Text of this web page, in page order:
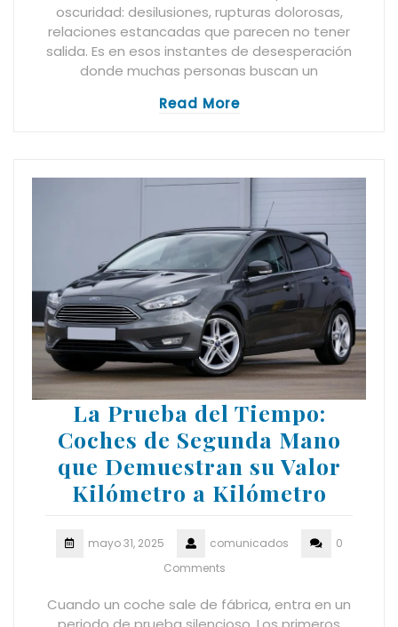
oscuridad: desilusiones, rupturas dolorosas,
relaciones estancadas que parecen no tener
salida. Es en esos instantes de desesperación
donde muchas personas buscan un
Read More
La Prueba del Tiempo:
Coches de Segunda Mano
que Demuestran su Valor
Kilómetro a Kilómetro
mayo 31, 2025 comunicados
0
Comments
Cuando un coche sale de fábrica, entra en un